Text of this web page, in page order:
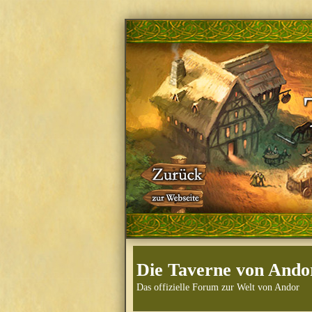
Die Taverne von
Das offizielle Forum zur Welt von Andor